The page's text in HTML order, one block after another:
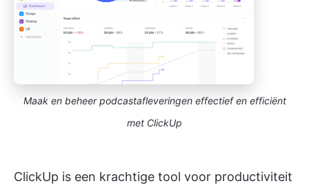
Maak en beheer podcastafleveringen effectief en efficiënt
met ClickUp
ClickUp is een krachtige tool voor productiviteit